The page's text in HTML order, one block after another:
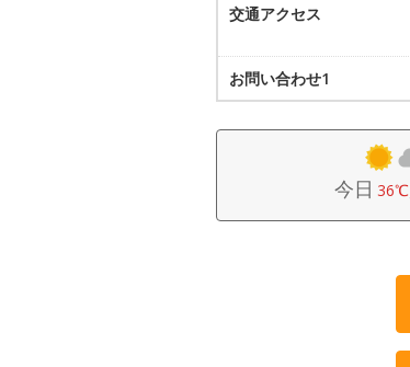
交通アクセス
お問い合わせ1
今日 36℃